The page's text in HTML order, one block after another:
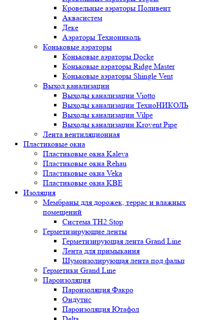
Кровельные аэраторы Поливент
Аквасистем
Деке
Аэраторы Технониколь
Коньковые аэраторы
Коньковые аэраторы Docke
Коньковые аэраторы Ridge Master
Коньковые аэраторы Shingle Vent
Выход канализации
Выходы канализации Viotto
Выходы канализации ТехноНИКОЛЬ
Выходы канализации Vilpe
Выходы канализации Krovent Pipe
Лента вентиляционная
Пластиковые окна
Пластиковые окна Kaleva
Пластиковые окна Rehau
Пластиковые окна Veka
Пластиковые окна KBE
Изоляция
Мембраны для дорожек, террас и влажных
помещений
Система TH2 Stop
Герметизирующие ленты
Герметизирующая лента Grand Line
Лента для примыкания
Шумоизолирующая лента под фальц
Герметики Grand Line
Пароизоляция
Пароизоляция Факро
Ондутис
Пароизоляция Ютафол